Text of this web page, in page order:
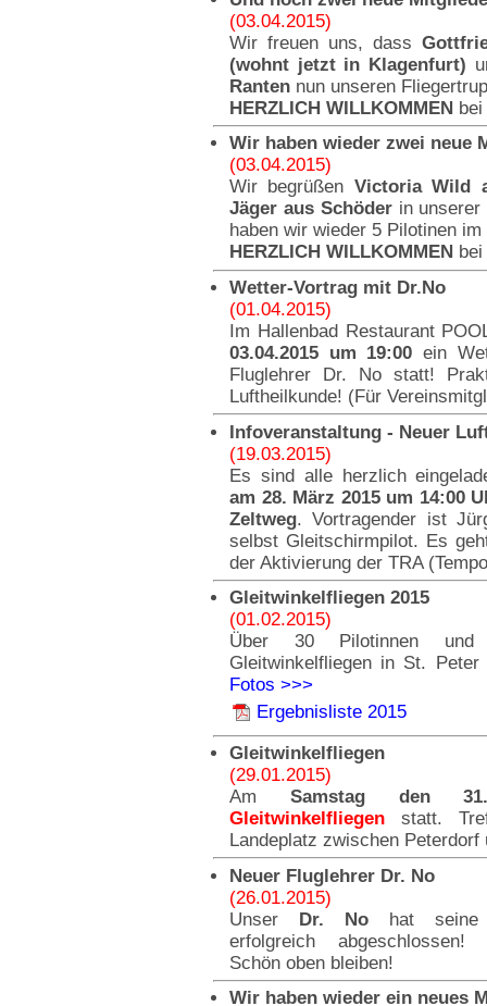
(03.04.2015)
Wir freuen uns, dass
(wohnt jetzt in Klagenfurt)
Ranten nun unseren
HERZLICH WILLKOMMEN
Wir haben wieder zwei neue
(03.04.2015)
Wir begrüßen Victoria Wild
Jäger aus Schöderin unserer
haben wir wieder 5 Pilotinen im
HERZLICH WILLKOMMEN
Wetter-Vortrag mit Dr.No
(01.04.2015)
Im Hallenbad Restaurant
03.04.2015 um 19:00 ein
Fluglehrer Dr. No statt!
Luftheilkunde! (Für
Infoveranstaltung - Neuer
(19.03.2015)
Es sind alle herzlich
am 28. März 2015 um 14:00
Zeltweg. Vortragender ist
selbst Gleitschirmpilot. Es
der Aktivierung der TRA
Gleitwinkelfliegen 2015
(01.02.2015)
Über 30 Pilotinnen
Gleitwinkelfliegen in St.
Fotos >>>
Ergebnisliste 2015
Gleitwinkelfliegen
(29.01.2015)
Am Samstag den
Gleitwinkelfliegen statt.
Landeplatz zwischen
Neuer Fluglehrer Dr. No
(26.01.2015)
Unser Dr. No hat
erfolgreich abgeschlossen!
Schön oben bleiben!
Wir haben wieder ein neues